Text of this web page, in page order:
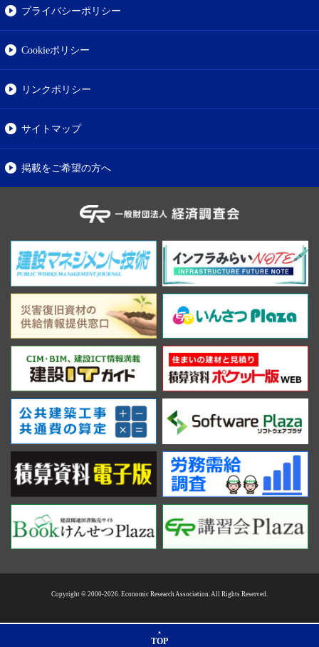
プライバシーポリシー
Cookieポリシー
リンクポリシー
サイトマップ
掲載をご希望の方へ
Copyright © 2000-2026. Economic Research Association. All Rights Reserved.
TOP